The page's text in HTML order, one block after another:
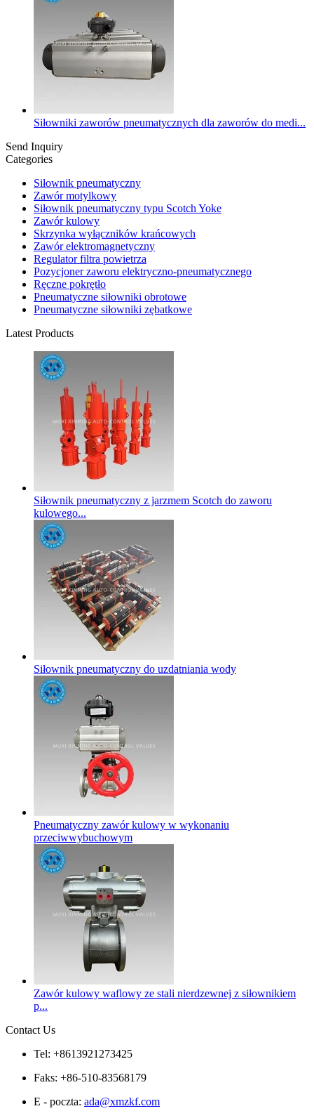
Siłowniki zaworów pneumatycznych dla zaworów do medi...
Send Inquiry
Categories
Siłownik pneumatyczny
Zawór motylkowy
Siłownik pneumatyczny typu Scotch Yoke
Zawór kulowy
Skrzynka wyłączników krańcowych
Zawór elektromagnetyczny
Regulator filtra powietrza
Pozycjoner zaworu elektryczno-pneumatycznego
Ręczne pokrętło
Pneumatyczne siłowniki obrotowe
Pneumatyczne siłowniki zębatkowe
Latest Products
Siłownik pneumatyczny z jarzmem Scotch do zaworu
kulowego...
Siłownik pneumatyczny do uzdatniania wody
Pneumatyczny zawór kulowy w wykonaniu
przeciwwybuchowym
Zawór kulowy waflowy ze stali nierdzewnej z siłownikiem
p...
Contact Us
Tel: +8613921273425
Faks: +86-510-83568179
E - poczta: ada@xmzkf.com